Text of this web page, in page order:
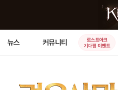
뉴스 커뮤니티
로스트아크
기대평 이벤트